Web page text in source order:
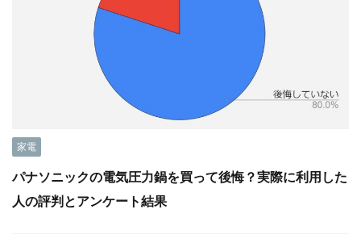
家電
パナソニックの電気圧力鍋を買って後悔？実際に利用した
人の評判とアンケート結果